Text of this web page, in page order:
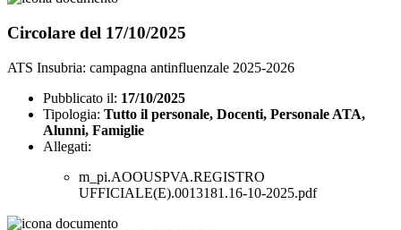
Circolare del 17/10/2025
ATS Insubria: campagna antinfluenzale 2025-2026
Pubblicato il: 17/10/2025
Tipologia: Tutto il personale, Docenti, Personale ATA,
Alunni, Famiglie
Allegati:
m_pi.AOOUSPVA.REGISTRO
UFFICIALE(E).0013181.16-10-2025.pdf